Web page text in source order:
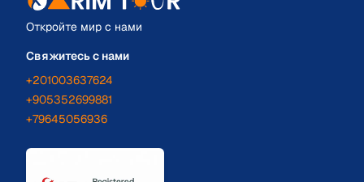
Откройте мир с нами
Свяжитесь с нами
+201003637624
+905352699881
+79645056936